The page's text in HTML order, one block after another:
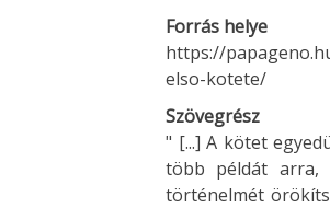
Forrás helye
https://
elso-kotete/
Szövegrész
" [...] A kötet
több példát arra,
történelmét